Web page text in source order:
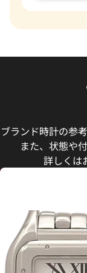
ブランド時計の参
また、状態や
詳しくは